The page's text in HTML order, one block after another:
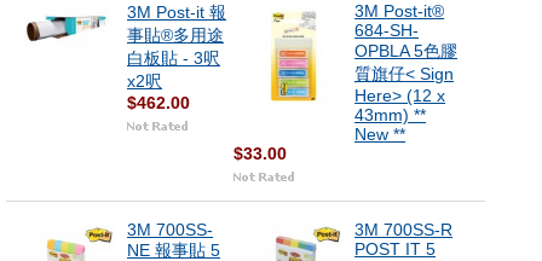
3M Post-it 報
事貼®多用途
白板貼 - 3呎
x2呎
$462.00
3M Post-it®
684-SH-
OPBLA 5色膠
質旗仔< Sign
Here> (12 x
43mm) **
New **
$33.00
3M 700SS-
NE 報事貼 5
3M 700SS-R
POST IT 5